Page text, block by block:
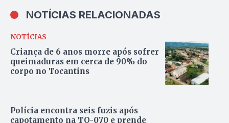
NOTÍCIAS RELACIONADAS
NOTÍCIAS
Criança de 6 anos morre após sofrer
queimaduras em cerca de 90% do
corpo no Tocantins
Polícia encontra seis fuzis após
capotamento na TO-070 e prende